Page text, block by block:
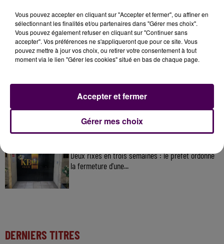
À LA UNE
31 juillet 2026
Gagnez vos entrées à Terra Botanica !
11 juillet 2026
Inscrivez-vous au casting The Voice & The Voice
Deux rixes en trois semaines : le préfet ordonne
la fermeture d'une...
DERNIERS TITRES
Vous pouvez accepter en cliquant sur "Accepter et fermer", ou affiner en
sélectionnant les finalités et/ou partenaires dans "Gérer mes choix".
Vous pouvez également refuser en cliquant sur "Continuer sans
accepter". Vos préférences ne s'appliqueront que pour ce site. Vous
pouvez mettre à jour vos choix, ou retirer votre consentement à tout
moment via le lien "Gérer les cookies" situé en bas de chaque page.
Gérer mes choix
Accepter et fermer